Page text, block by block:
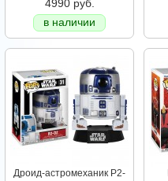
4990 руб.
в наличии
Дроид-астромеханик Р2-